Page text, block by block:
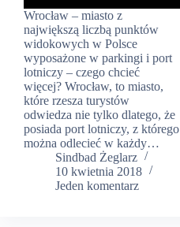
Wrocław – miasto z
największą liczbą punktów
widokowych w Polsce
wyposażone w parkingi i port
lotniczy – czego chcieć
więcej? Wrocław, to miasto,
które rzesza turystów
odwiedza nie tylko dlatego, że
posiada port lotniczy, z którego
można odlecieć w każdy…
Sindbad Żeglarz
10 kwietnia 2018
Jeden komentarz